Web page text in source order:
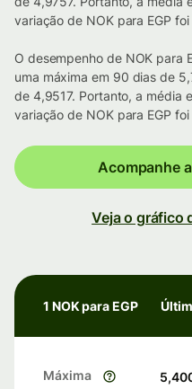
variação de NOK para EGP
O desempenho de NOK para
uma máxima em 90 dias de
de 4,9517. Portanto, a média
variação de NOK para EGP
Acompanhe
Veja o gráfico
1 NOK para EGP
Máxima